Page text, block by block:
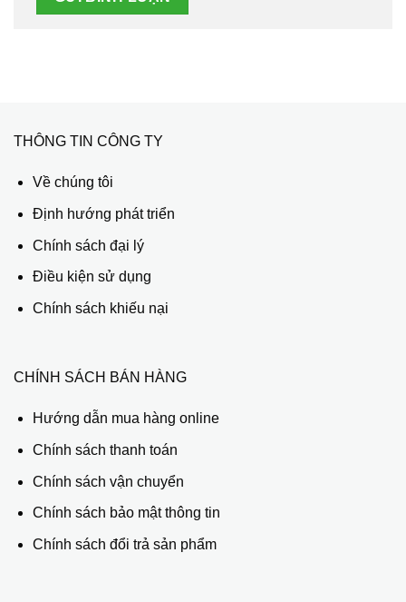
THÔNG TIN CÔNG TY
Về chúng tôi
Định hướng phát triển
Chính sách đại lý
Điều kiện sử dụng
Chính sách khiếu nại
CHÍNH SÁCH BÁN HÀNG
Hướng dẫn mua hàng online
Chính sách thanh toán
Chính sách vận chuyển
Chính sách bảo mật thông tin
Chính sách đổi trả sản phẩm